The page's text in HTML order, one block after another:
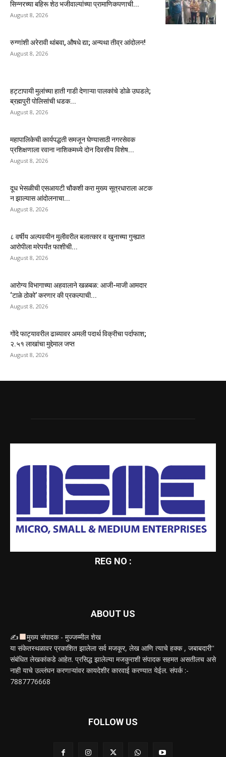
सिन्नरच्या बहिरू शेठ भजीवाल्यांच्या प्रामाणिकपणाची...
August 8, 2026
रुग्णांशी अरेरावी थांबवा, औषधे द्या; अन्यथा तीव्र आंदोलन!
August 8, 2026
हट्टापायी मुलांच्या हाती गाडी देणाऱ्या पालकांचे डोळे उघडले;
ब्रह्मपुरी पोलिसांची धडक...
August 8, 2026
महापालिकेची कार्यपद्धती समजून घेण्यासाठी नगरसेवक
प्रशिक्षणाला रवाना नाशिकमध्ये दोन दिवसीय विशेष...
August 8, 2026
दूध भेसळीची एसआयटी चौकशी करा मुख्य सूत्रधाराला अटक
न झाल्यास आंदोलनाचा...
August 8, 2026
८ वर्षीय अल्पवयीन मुलीवरील बलात्कार व खुनाच्या गुन्ह्यात
आरोपीला मरेपर्यंत फाशीची...
August 8, 2026
आरोग्य विभागाच्या अहवालाने खळबळ: आजी-माजी आमदार
‘टाळे ठोको’ करणार की प्रकल्पाची...
August 8, 2026
गोंदे फाट्यावरील ढाब्यावर अमली पदार्थ विक्रीचा पर्दाफाश;
२.५१ लाखांचा मुद्देमाल जप्त
August 8, 2026
REG NO :
ABOUT US
✍
मुख्य संपादक - मुज्जम्मील शेख
या संकेतस्थळावर प्रकाशित झालेला सर्व मजकूर, लेख आणि त्याचे हक्क , जबाबदारी''
संबंधित लेखकांकडे आहेत. प्रसिद्ध झालेल्या मजकुराशी संपादक सहमत असतीलच असे
नाही याचे उल्लंघन करणाऱ्यांवर कायदेशीर कारवाई करण्यात येईल. संपर्क :-
7887776668
FOLLOW US